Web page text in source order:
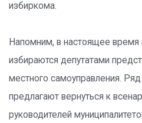
избиркома.
Напомним, в настоящее время
избираются депутатами
местного самоуправления. Ряд
предлагают вернуться к
руководителей